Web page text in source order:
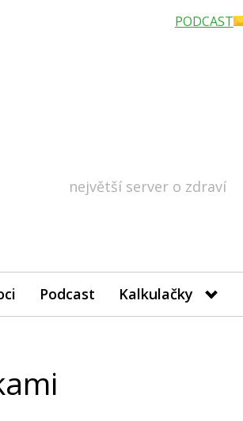
největší server o zdraví
Podcast Kalkulačky
PODCAST